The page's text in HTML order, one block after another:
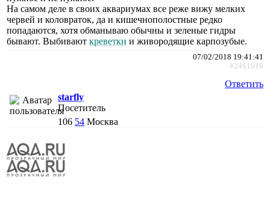
На самом деле в своих аквариумах все реже вижу мелких
червей и коловраток, да и кишечнополостные редко
попадаются, хотя обманываю обычны и зеленые гидры
бывают. Выбивают креветки и живородящие карпозубые.
07/02/2018 19:41:41
#2461919
Ответить
starfly
Посетитель
106 54 Москва